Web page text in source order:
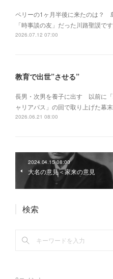
ペリーの1ヶ月半後に来たのは？
「時事談の友」だった川路聖謨で
2026.07.12 07:00
教育で出世”させる”
長男・次男を養子に出す 以前に
ャリアパス」の回で取り上げた幕
2026.06.21 08:00
2024.04.15 08:00
大名の意見＜家来の意見
検索